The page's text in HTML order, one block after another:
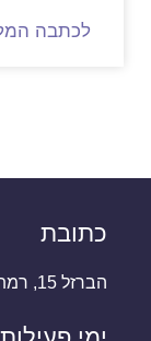
לכתבה
כתובת
הברזל 15, רמת החייל תל אביב, קומה 2,